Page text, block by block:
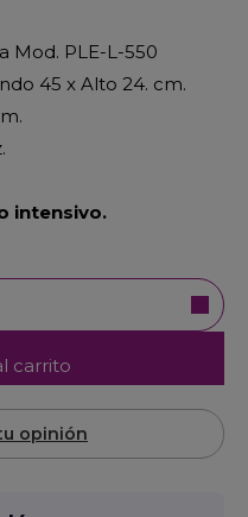
Mod. PLE-L-550
45 x Alto 24. cm.
intensivo.
carrito
opinión